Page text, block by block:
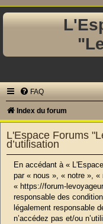
FAQ
Index du forum
L'Espace Forums
d’utilisation
En accédant à «
par « nous », « notre »,
« https://forum-
responsable des
légalement responsable
n’accédez pas et/ou